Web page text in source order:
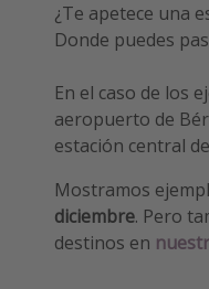
¿Te apetece una
Donde puedes
En el caso de los
aeropuerto de
estación central
Mostramos
diciembre. Pero
destinos en